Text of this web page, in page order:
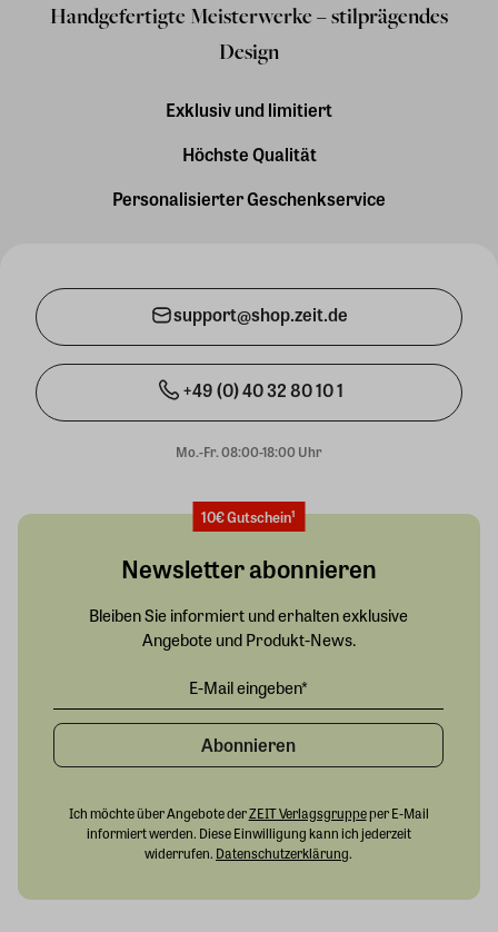
Handgefertigte Meisterwerke – stilprägendes
Design
Exklusiv und limitiert
Höchste Qualität
Personalisierter Geschenkservice
support@shop.zeit.de
+49 (0) 40 32 80 10 1
Mo.-Fr. 08:00-18:00 Uhr
10€ Gutschein¹
Newsletter abonnieren
Bleiben Sie informiert und erhalten exklusive
Angebote und Produkt-News.
Abonnieren
Ich möchte über Angebote derZEIT Verlagsgruppeper E-Mail
informiert werden. Diese Einwilligung kann ich jederzeit
widerrufen. Datenschutzerklärung.